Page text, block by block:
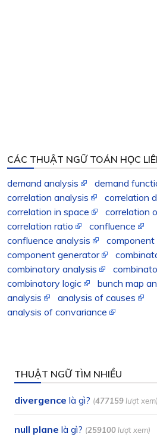
CÁC THUẬT NGỮ TOÁN HỌC
demand analysis
demand
correlation analysis
correlation
correlation in space
correlation
correlation ratio
confluence
confluence analysis
component
component generator
combinatory analysis
combinatory logic
bunch map
analysis
analysis of causes
analysis of convariance
THUẬT NGỮ TÌM NHIỀU
divergence là gì? (477159 lượt xem)
null plane là gì? (259100 lượt xem)